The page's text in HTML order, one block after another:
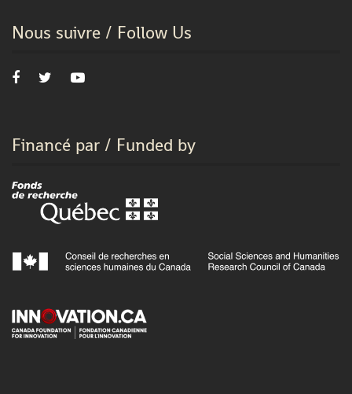
Nous suivre / Follow Us
Financé par / Funded by